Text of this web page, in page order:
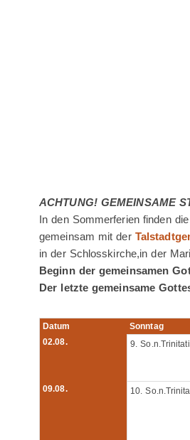
ACHTUNG! GEMEINSAME
In den Sommerferien finden
gemeinsam mit der
in der Schlosskirche,in der
Beginn der gemeinsamen
Der letzte gemeinsame
Datum Sonntag
02.08.
9.
09.08.
10.